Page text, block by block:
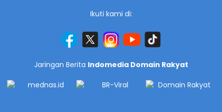
Ikuti kami di:
Jaringan Berita Indomedia Domain Rakyat